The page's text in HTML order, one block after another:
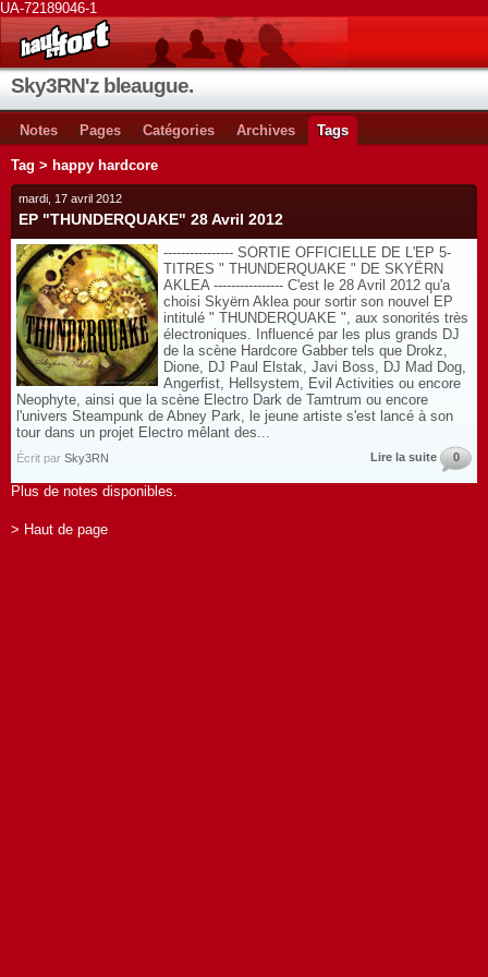
UA-72189046-1
Sky3RN'z bleaugue.
Notes Pages Catégories Archives Tags
Tag > happy hardcore
mardi, 17 avril 2012
EP "THUNDERQUAKE" 28 Avril 2012
---------------- SORTIE OFFICIELLE DE L'EP 5-
TITRES " THUNDERQUAKE " DE SKYËRN
AKLEA ---------------- C'est le 28 Avril 2012 qu'a
choisi Skyërn Aklea pour sortir son nouvel EP
intitulé " THUNDERQUAKE ", aux sonorités très
électroniques. Influencé par les plus grands DJ
de la scène Hardcore Gabber tels que Drokz,
Dione, DJ Paul Elstak, Javi Boss, DJ Mad Dog,
Angerfist, Hellsystem, Evil Activities ou encore
Neophyte, ainsi que la scène Electro Dark de Tamtrum ou encore
l'univers Steampunk de Abney Park, le jeune artiste s'est lancé à son
tour dans un projet Electro mêlant des...
Écrit par Sky3RN Lire la suite 0
Plus de notes disponibles.
> Haut de page